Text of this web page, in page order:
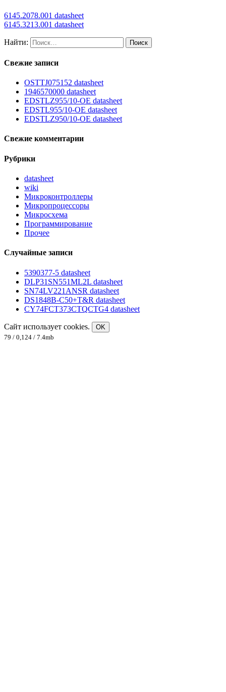
6145.2078.001 datasheet
6145.3213.001 datasheet
Найти:
Свежие записи
OSTTJ075152 datasheet
1946570000 datasheet
EDSTLZ955/10-OE datasheet
EDSTL955/10-OE datasheet
EDSTLZ950/10-OE datasheet
Свежие комментарии
Рубрики
datasheet
wiki
Микроконтроллеры
Микропроцессоры
Микросхема
Программирование
Прочее
Случайные записи
5390377-5 datasheet
DLP31SN551ML2L datasheet
SN74LV221ANSR datasheet
DS1848B-C50+T&R datasheet
CY74FCT373CTQCTG4 datasheet
Сайт использует cookies.
OK
79 / 0,124 / 7.4mb